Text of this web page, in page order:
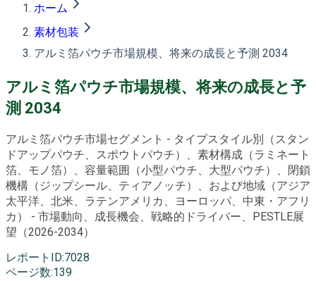
ホーム
素材包装
アルミ箔パウチ市場規模、将来の成長と予測 2034
アルミ箔パウチ市場規模、将来の成長と予
測 2034
アルミ箔パウチ市場セグメント - タイプスタイル別（スタン
ドアップパウチ、スポウトパウチ）、素材構成（ラミネート
箔、モノ箔）、容量範囲（小型パウチ、大型パウチ）、閉鎖
機構（ジップシール、ティアノッチ）、および地域（アジア
太平洋、北米、ラテンアメリカ、ヨーロッパ、中東・アフリ
カ） - 市場動向、成長機会、戦略的ドライバー、PESTLE展
望（2026-2034）
レポートID:7028
ページ数:139